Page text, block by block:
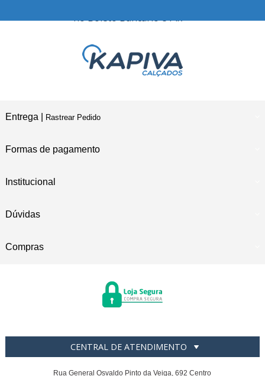
no Boleto Bancário e Pix
Entrega | Rastrear Pedido
Formas de pagamento
Institucional
Dúvidas
Compras
CENTRAL DE ATENDIMENTO
Rua General Osvaldo Pinto da Veiga, 692 Centro